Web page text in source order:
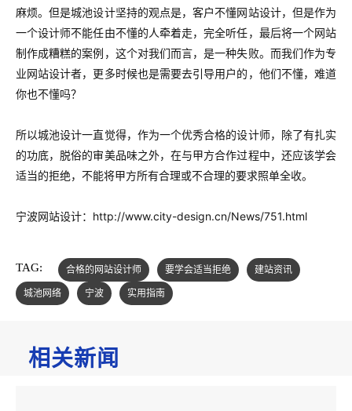
麻烦。但是城池设计坚持的观点是，客户不懂网站设计，但是作为
一个设计师不能任由不懂的人牵着走，完全听任，最后将一个网站
制作成糟糕的案例，这个对我们而言，是一种失败。而我们作为专
业网站设计者，更多时候也是需要去引导用户的，他们不懂，难道
你也不懂吗？
所以城池设计一直觉得，作为一个优秀合格的设计师，除了有扎实
的功底，脱俗的审美品味之外，在与甲方合作过程中，还应该学会
适当的拒绝，不能将甲方所有合理或不合理的要求照单全收。
宁波网站设计： http://www.city-design.cn/News/751.html
TAG: 合格的网站设计师 要学会适当拒绝
建站资讯
城池网络
宁波 实用指南
相关新闻